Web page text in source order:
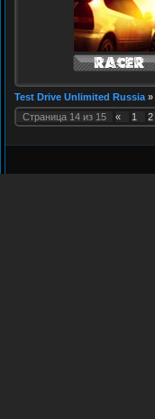
Test Drive Unlimited Russia »
Страница 14 из 15 « 1 2